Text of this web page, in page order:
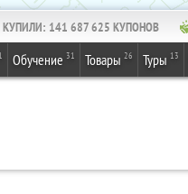
КУПИЛИ: 141 687 625 КУПОНОВ
1 Обучение 31 Товары 26 Туры 13